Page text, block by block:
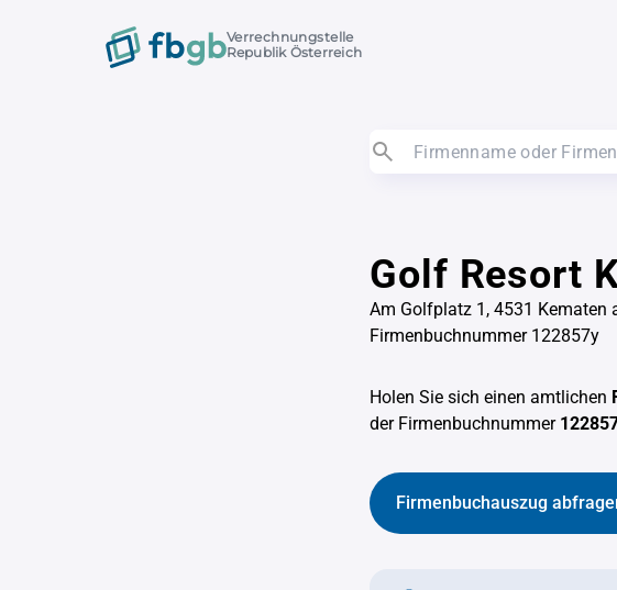
Verrechnungstelle
Republik Österreich
Golf Resort
Am Golfplatz 1, 4531 Kematen
Firmenbuchnummer 122857y
Holen Sie sich einen amtlichen
der Firmenbuchnummer
Firmenbuchauszug